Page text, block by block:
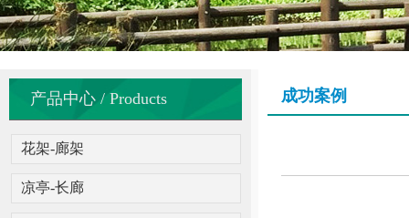
产品中心 / Products
花架-廊架
凉亭-长廊
成功案例